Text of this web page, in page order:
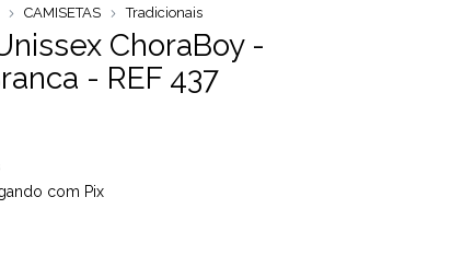
CAMISETAS Tradicionais
ChoraBoy -
- REF 437
com Pix